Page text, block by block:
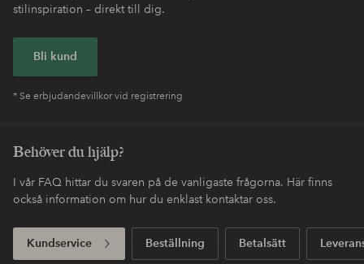
stilinspiration – direkt till dig.
Bli kund
* Se erbjudandevillkor vid registrering
Behöver du hjälp?
I vår FAQ hittar du svaren på de vanligaste frågorna. Här finns
också information om hur du enklast kontaktar oss.
Kundservice Beställning Betalsätt